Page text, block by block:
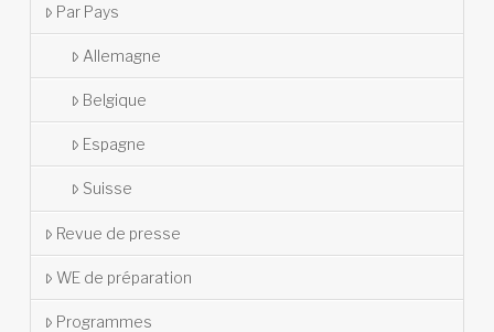
Par Pays
Allemagne
Belgique
Espagne
Suisse
Revue de presse
WE de préparation
Programmes